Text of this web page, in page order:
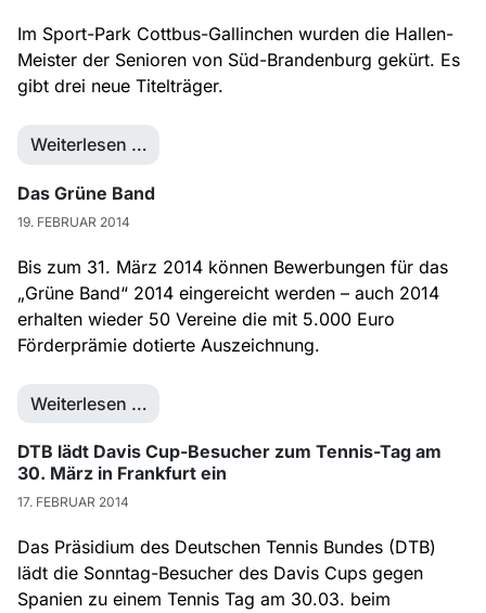
Im Sport-Park Cottbus-Gallinchen wurden die Hallen-
Meister der Senioren von Süd-Brandenburg gekürt. Es
gibt drei neue Titelträger.
Weiterlesen …
Das Grüne Band
19. FEBRUAR 2014
Bis zum 31. März 2014 können Bewerbungen für das
„Grüne Band“ 2014 eingereicht werden – auch 2014
erhalten wieder 50 Vereine die mit 5.000 Euro
Förderprämie dotierte Auszeichnung.
Weiterlesen …
DTB lädt Davis Cup-Besucher zum Tennis-Tag am
30. März in Frankfurt ein
17. FEBRUAR 2014
Das Präsidium des Deutschen Tennis Bundes (DTB)
lädt die Sonntag-Besucher des Davis Cups gegen
Spanien zu einem Tennis Tag am 30.03. beim